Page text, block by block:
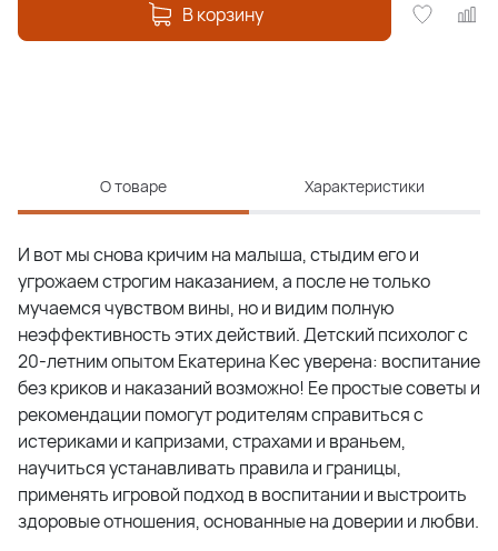
В корзину
О товаре Характеристики
И вот мы снова кричим на малыша, стыдим его и
угрожаем строгим наказанием, а после не только
мучаемся чувством вины, но и видим полную
неэффективность этих действий. Детский психолог с
20-летним опытом Екатерина Кес уверена: воспитание
без криков и наказаний возможно! Ее простые советы и
рекомендации помогут родителям справиться с
истериками и капризами, страхами и враньем,
научиться устанавливать правила и границы,
применять игровой подход в воспитании и выстроить
здоровые отношения, основанные на доверии и любви.